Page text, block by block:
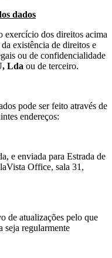
dados
exercício dos direitos acima
existência de direitos e
ou de confidencialidade
Lda ou de terceiro.
pode ser feito através de
endereços:
e enviada para Estrada de
Office, sala 31,
de atualizações pelo que
seja regularmente